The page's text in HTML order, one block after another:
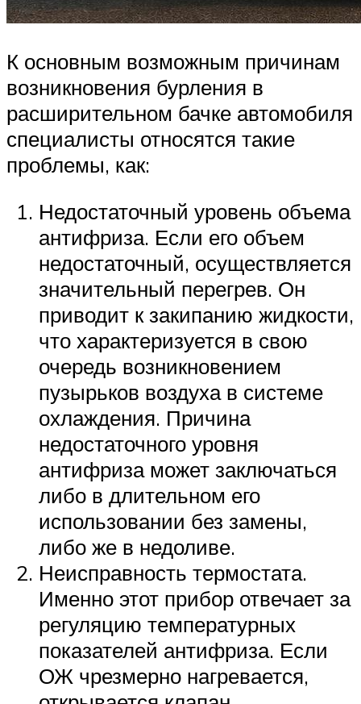
К основным возможным причинам
возникновения бурления в
расширительном бачке автомобиля
специалисты относятся такие
проблемы, как:
Недостаточный уровень объема
антифриза. Если его объем
недостаточный, осуществляется
значительный перегрев. Он
приводит к закипанию жидкости,
что характеризуется в свою
очередь возникновением
пузырьков воздуха в системе
охлаждения. Причина
недостаточного уровня
антифриза может заключаться
либо в длительном его
использовании без замены,
либо же в недоливе.
Неисправность термостата.
Именно этот прибор отвечает за
регуляцию температурных
показателей антифриза. Если
ОЖ чрезмерно нагревается,